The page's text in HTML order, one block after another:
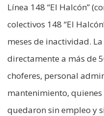
Línea 148 “El Halcón”
colectivos 148 “El
meses de inactividad.
directamente a más de
choferes, personal
mantenimiento,
quedaron sin empleo y